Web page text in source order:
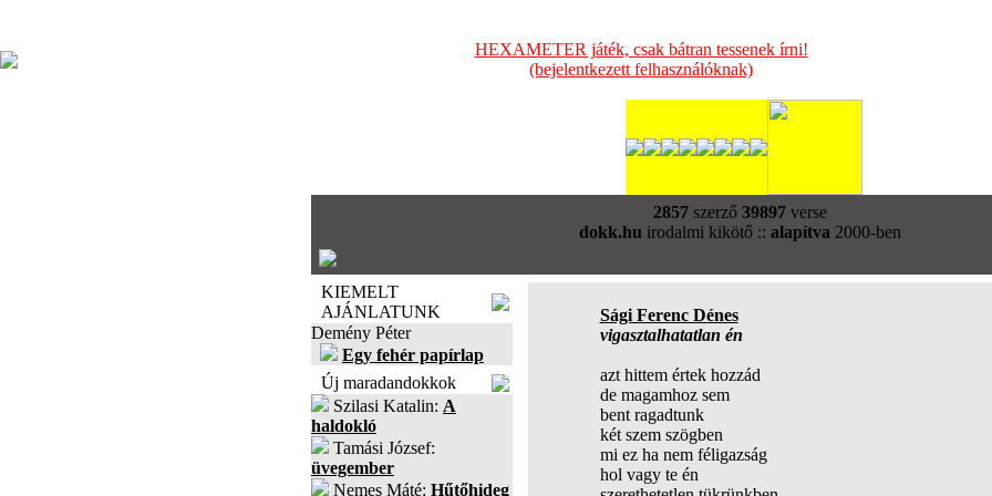
HEXAMETER játék, csak bátran tessenek írni!
(bejelentkezett felhasználóknak)
2857szerző 39897verse
dokk.hu irodalmi kikötő :: alapítva 2000-ben
KIEMELT
AJÁNLATUNK
Demény Péter
Egy fehér papírlap
Új maradandokkok
Szilasi Katalin: A
haldokló
Tamási József:
üvegember
Nemes Máté: Hűtőhideg
Sági Ferenc Dénes
vigasztalhatatlan én
azt hittem értek hozzád
de magamhoz sem
bent ragadtunk
két szem szögben
mi ez ha nem féligazság
hol vagy te én